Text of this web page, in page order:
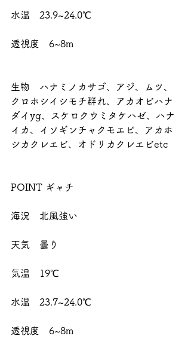
水温　23.9~24.0℃
透視度　6~8m
生物　ハナミノカサゴ、アジ、ムツ、
クロホシイシモチ群れ、アカオビハナ
ダイyg、スケロクウミタケハゼ、ハナ
イカ、イソギンチャクモエビ、アカホ
シカクレエビ、オドリカクレエビetc
POINT ギャチ
海況　北風強い
天気　曇り
気温　19℃
水温　23.7~24.0℃
透視度　6~8m